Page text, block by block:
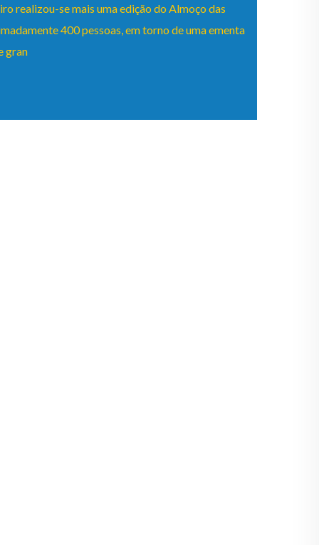
realizou-se mais uma edição do Almoço das
400 pessoas, em torno de uma ementa
gran